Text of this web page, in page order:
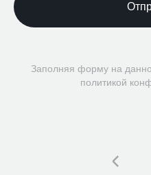
Заполняя форму на
политикой